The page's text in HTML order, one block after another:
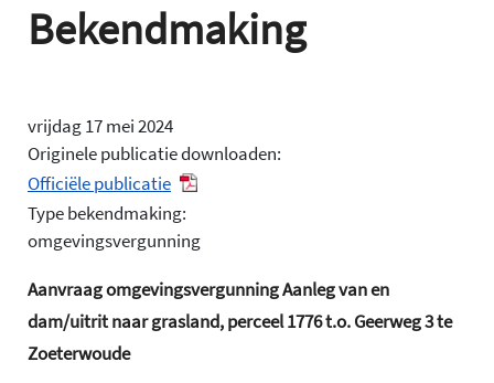
Bekendmaking
vrijdag 17 mei 2024
Originele publicatie downloaden:
Officiële publicatie
Type bekendmaking:
omgevingsvergunning
Aanvraag omgevingsvergunning Aanleg van en
dam/uitrit naar grasland, perceel 1776 t.o. Geerweg 3 te
Zoeterwoude